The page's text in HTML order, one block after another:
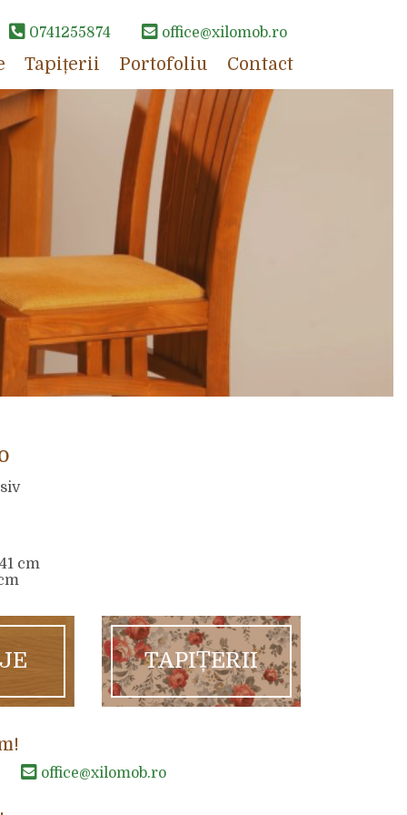
0741255874 office@xilomob.ro
Tapițerii Portofoliu Contact
cm
TAPIȚERII
office@xilomob.ro